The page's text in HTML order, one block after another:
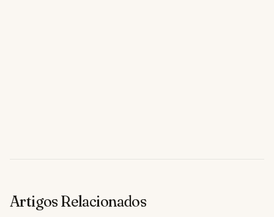
Artigos Relacionados